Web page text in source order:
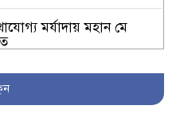
মর্যাদায় মহান মে
পুষ্টি সপ্তাহের সমাপনী ও
অনুষ্ঠান